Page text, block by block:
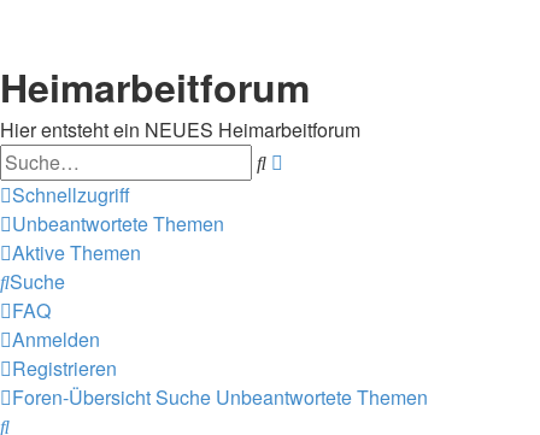
Heimarbeitforum
Hier entsteht ein NEUES Heimarbeitforum
Suche
Schnellzugriff
Unbeantwortete Themen
Aktive Themen
Suche
FAQ
Anmelden
Registrieren
Foren-ÜbersichtSuche Unbeantwortete Themen
Suche